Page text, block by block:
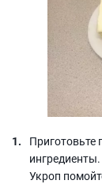
Приготовьте
Укроп